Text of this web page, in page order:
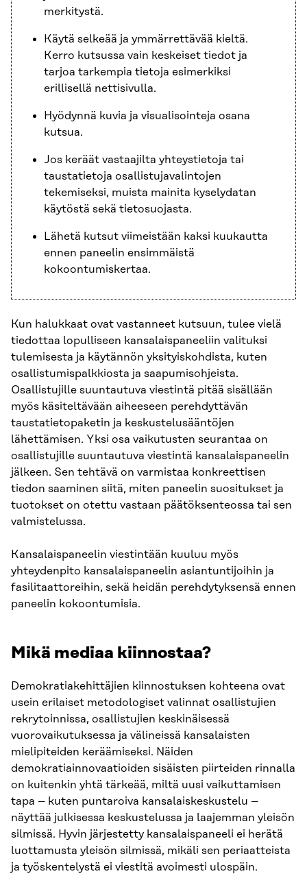
merkitystä.
Käytä selkeää ja ymmärrettävää kieltä.
Kerro kutsussa vain keskeiset tiedot ja
tarjoa tarkempia tietoja esimerkiksi
erillisellä nettisivulla.
Hyödynnä kuvia ja visualisointeja osana
kutsua.
Jos keräät vastaajilta yhteystietoja tai
taustatietoja osallistujavalintojen
tekemiseksi, muista mainita kyselydatan
käytöstä sekä tietosuojasta.
Lähetä kutsut viimeistään kaksi kuukautta
ennen paneelin ensimmäistä
kokoontumiskertaa.
Kun halukkaat ovat vastanneet kutsuun, tulee vielä
tiedottaa lopulliseen kansalaispaneeliin valituksi
tulemisesta ja käytännön yksityiskohdista, kuten
osallistumispalkkiosta ja saapumisohjeista.
Osallistujille suuntautuva viestintä pitää sisällään
myös käsiteltävään aiheeseen perehdyttävän
taustatietopaketin ja keskustelusääntöjen
lähettämisen. Yksi osa vaikutusten seurantaa on
osallistujille suuntautuva viestintä kansalaispaneelin
jälkeen. Sen tehtävä on varmistaa konkreettisen
tiedon saaminen siitä, miten paneelin suositukset ja
tuotokset on otettu vastaan päätöksenteossa tai sen
valmistelussa.
Kansalaispaneelin viestintään kuuluu myös
yhteydenpito kansalaispaneelin asiantuntijoihin ja
fasilitaattoreihin, sekä heidän perehdytyksensä ennen
paneelin kokoontumisia.
Mikä mediaa kiinnostaa?
Demokratiakehittäjien kiinnostuksen kohteena ovat
usein erilaiset metodologiset valinnat osallistujien
rekrytoinnissa, osallistujien keskinäisessä
vuorovaikutuksessa ja välineissä kansalaisten
mielipiteiden keräämiseksi. Näiden
demokratiainnovaatioiden sisäisten piirteiden rinnalla
on kuitenkin yhtä tärkeää, miltä uusi vaikuttamisen
tapa – kuten puntaroiva kansalaiskeskustelu –
näyttää julkisessa keskustelussa ja laajemman yleisön
silmissä. Hyvin järjestetty kansalaispaneeli ei herätä
luottamusta yleisön silmissä, mikäli sen periaatteista
ja työskentelystä ei viestitä avoimesti ulospäin.